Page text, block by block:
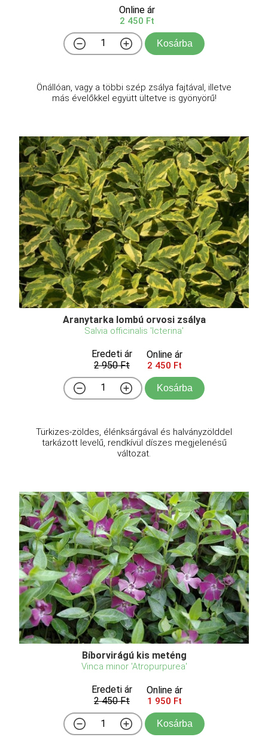
Online ár
2 450 Ft
Kosárba
Önállóan, vagy a többi szép zsálya fajtával, illetve
más évelőkkel együtt ültetve is gyönyörű!
Aranytarka lombú orvosi zsálya
Salvia officinalis 'Icterina'
Eredeti ár
2 950 Ft
Online ár
2 450 Ft
Kosárba
Türkizes-zöldes, élénksárgával és halványzölddel
tarkázott levelű, rendkívül díszes megjelenésű
változat.
Bíborvirágú kis meténg
Vinca minor 'Atropurpurea'
Eredeti ár
2 450 Ft
Online ár
1 950 Ft
Kosárba